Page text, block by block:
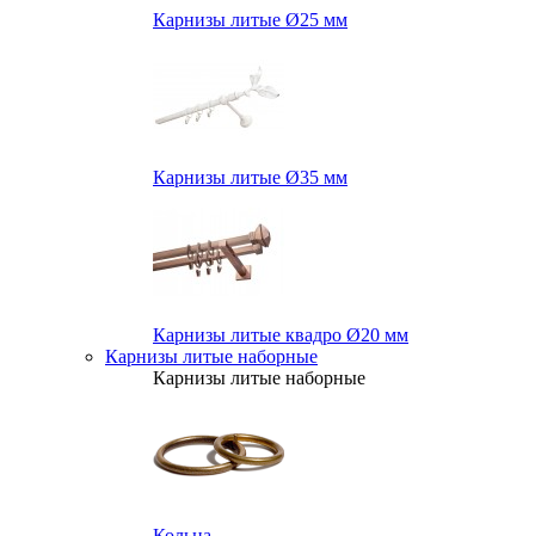
Карнизы литые Ø25 мм
Карнизы литые Ø35 мм
Карнизы литые квадро Ø20 мм
Карнизы литые наборные
Карнизы литые наборные